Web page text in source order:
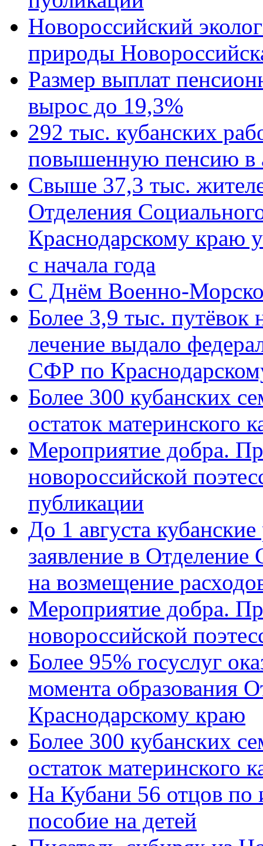
Новороссийский
природы
Размер выплат
вырос до 19,3%
292 тыс. кубанских
повышенную пенсию в
Свыше 37,3 тыс.
Отделения
Краснодарскому краю
с начала года
C Днём Военно-
Более 3,9 тыс. путёвок
лечение выдало
СФР по
Более 300 кубанских
остаток материнского
Мероприятие добра.
новороссийской
публикации
До 1 августа
заявление в
на возмещение
Мероприятие добра.
новороссийской
Более 95% госуслуг
момента образования
Краснодарскому краю
Более 300 кубанских
остаток материнского
На Кубани 56 отцов по
пособие на детей